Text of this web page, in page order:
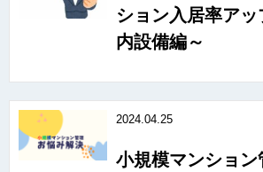
ション入居率ア
内設備編～
2024.04.25
小規模マンション